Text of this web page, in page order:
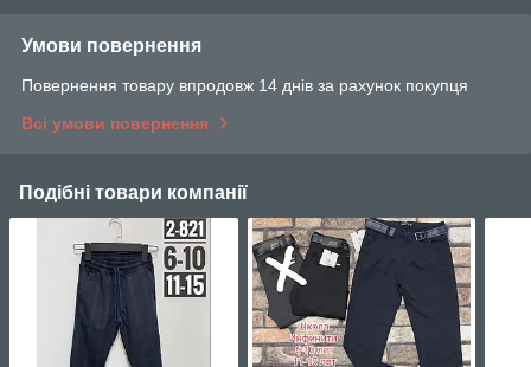
Умови повернення
Повернення товару впродовж 14 днів за рахунок покупця
Всі умови повернення
Подібні товари компанії